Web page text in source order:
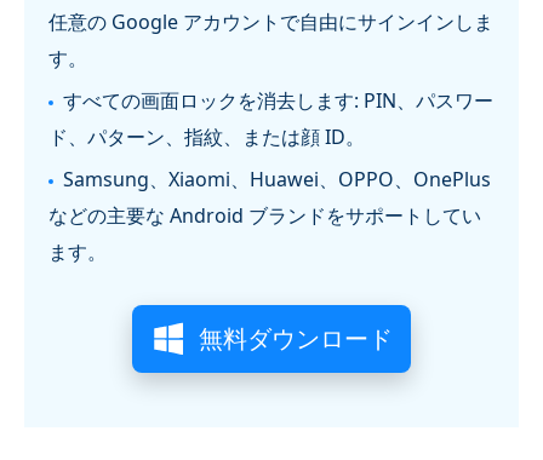
任意の Google アカウントで自由にサインインしま
す。
すべての画面ロックを消去します: PIN、パスワー
ド、パターン、指紋、または顔 ID。
Samsung、Xiaomi、Huawei、OPPO、OnePlus
などの主要な Android ブランドをサポートしてい
ます。
無料ダウンロード